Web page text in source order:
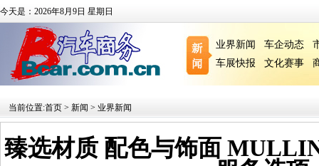
今天是：2026年8月9日 星期日
业界新闻 车企动态
车展快报
文化赛事
当前位置:首页 > 新闻 > 业界新闻
臻选材质 配色与饰面